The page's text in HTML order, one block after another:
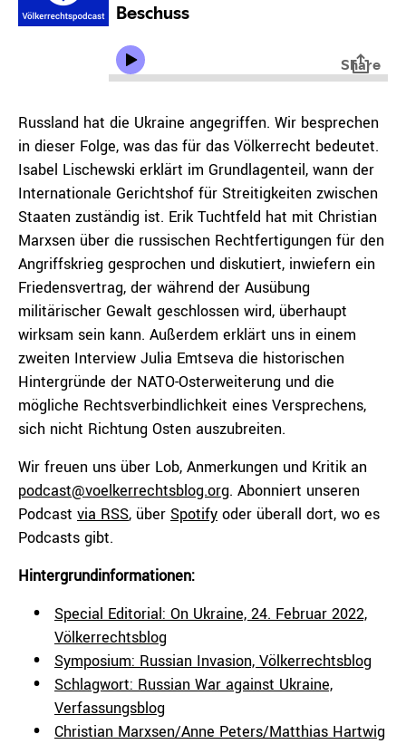
Russland hat die Ukraine angegriffen. Wir besprechen
in dieser Folge, was das für das Völkerrecht bedeutet.
Isabel Lischewski erklärt im Grundlagenteil, wann der
Internationale Gerichtshof für Streitigkeiten zwischen
Staaten zuständig ist. Erik Tuchtfeld hat mit Christian
Marxsen über die russischen Rechtfertigungen für den
Angriffskrieg gesprochen und diskutiert, inwiefern ein
Friedensvertrag, der während der Ausübung
militärischer Gewalt geschlossen wird, überhaupt
wirksam sein kann. Außerdem erklärt uns in einem
zweiten Interview Julia Emtseva die historischen
Hintergründe der NATO-Osterweiterung und die
mögliche Rechtsverbindlichkeit eines Versprechens,
sich nicht Richtung Osten auszubreiten.
Wir freuen uns über Lob, Anmerkungen und Kritik an
podcast@voelkerrechtsblog.org. Abonniert unseren
Podcast via RSS, über Spotify oder überall dort, wo es
Podcasts gibt.
Hintergrundinformationen:
Special Editorial: On Ukraine, 24. Februar 2022,
Völkerrechtsblog
Symposium: Russian Invasion, Völkerrechtsblog
Schlagwort: Russian War against Ukraine,
Verfassungsblog
Christian Marxsen/Anne Peters/Matthias Hartwig